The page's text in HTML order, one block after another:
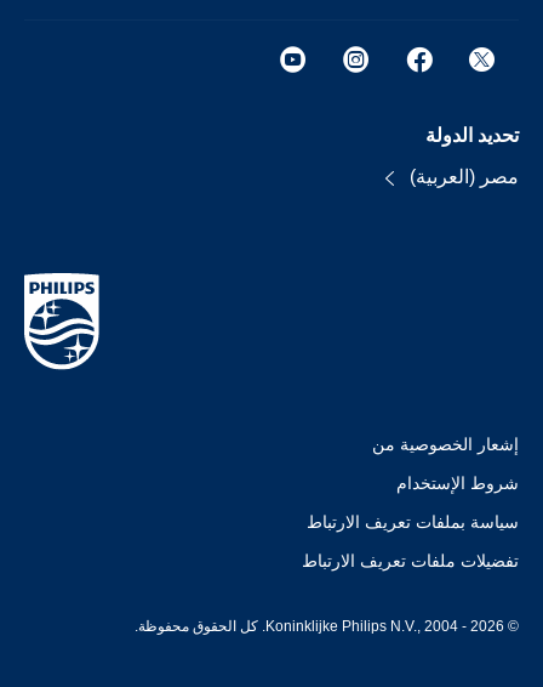
تحديد الدولة
مصر (العربية)
إشعار الخصوصية من
شروط الإستخدام
سياسة بملفات تعريف الارتباط
تفضيلات ملفات تعريف الارتباط
© Koninklijke Philips N.V., 2004 - 2026. كل الحقوق محفوظة.